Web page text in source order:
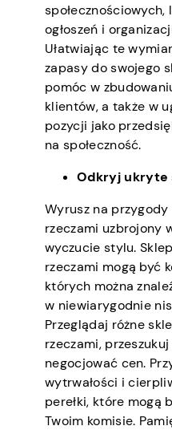
ogłoszeń i
Ułatwiając te
zapasy do swojego
pomóc w
klientów, a także w
pozycji jako
na społeczność.
Odkryj ukryte
Wyrusz na
rzeczami uzbrojony
wyczucie stylu.
rzeczami mogą być
których można
w niewiarygodnie
Przeglądaj różne
rzeczami,
negocjować cen.
wytrwałości i
perełki, które mogą
Twoim komisie.